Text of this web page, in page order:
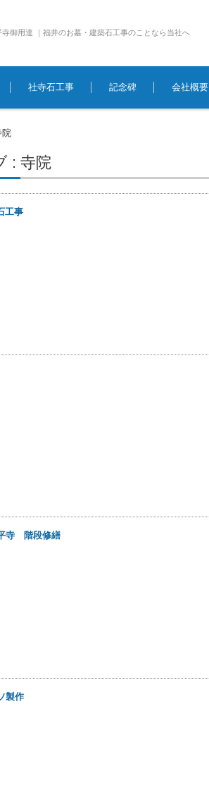
御用達 ｜福井のお墓・建築石工事のことなら当社へ
社寺石工事 記念碑 会社概要
院
: 寺院
工事
寺 階段修繕
製作